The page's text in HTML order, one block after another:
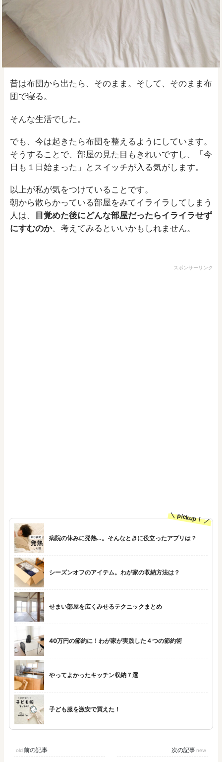
昔は布団から出たら、そのまま。そして、そのまま布
団で寝る。
そんな生活でした。
でも、今は起きたら布団を整えるようにしています。
そうすることで、部屋の見た目もきれいですし、「今
日も１日始まった」とスイッチが入る気がします。
以上が私が気をつけていることです。
朝から散らかっている部屋をみてイライラしてしまう
人は、
目覚めた後にどんな部屋だったらイライラせず
にすむのか、考えてみるといいかもしれません。
スポンサーリンク
pickup！
病院の休みに発熱…。そんなときに役立ったアプリは？
シーズンオフのアイテム。わが家の収納方法は？
せまい部屋を広くみせるテクニックまとめ
40万円の節約に！わが家が実践した４つの節約術
やってよかったキッチン収納７選
子ども服を激安で買えた！
前の記事 次の記事